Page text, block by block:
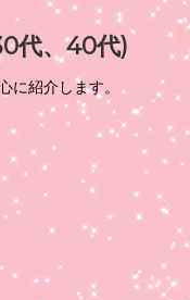
代、40代)
紹介します。